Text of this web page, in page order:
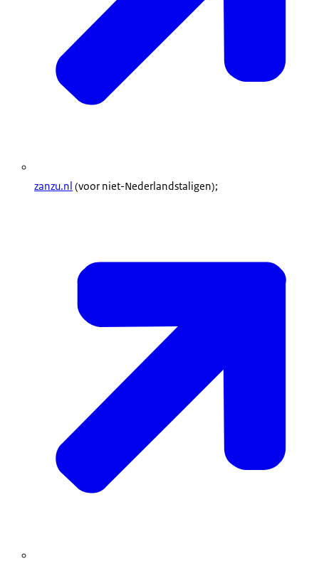
zanzu.nl (voor niet-Nederlandstaligen);